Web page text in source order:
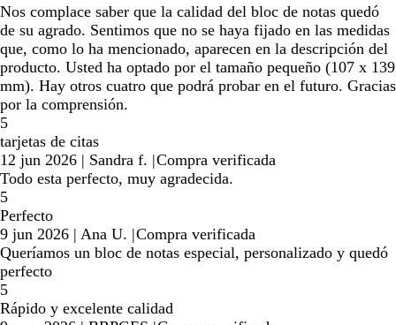
Nos complace saber que la calidad del bloc de notas quedó
de su agrado. Sentimos que no se haya fijado en las medidas
que, como lo ha mencionado, aparecen en la descripción del
producto. Usted ha optado por el tamaño pequeño (107 x 139
mm). Hay otros cuatro que podrá probar en el futuro. Gracias
por la comprensión.
5
tarjetas de citas
12 jun 2026 | Sandra f. |Compra verificada
Todo esta perfecto, muy agradecida.
5
Perfecto
9 jun 2026 | Ana U. |Compra verificada
Queríamos un bloc de notas especial, personalizado y quedó
perfecto
5
Rápido y excelente calidad